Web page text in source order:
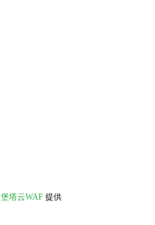
堡塔云WAF 提供